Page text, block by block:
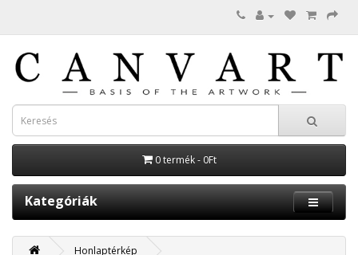
0 termék - 0Ft
Kategóriák
Honlaptérkép